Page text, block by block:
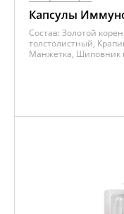
Капсулы
Состав: Золотой
толстолистный,
Манжетка, Шиповник